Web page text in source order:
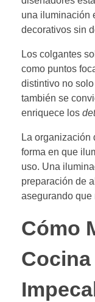
una iluminación
decorativos sin
Los colgantes
como puntos
distintivo no
también se
enriquece los
La organización
forma en que
uso. Una
preparación de
asegurando que
Cómo